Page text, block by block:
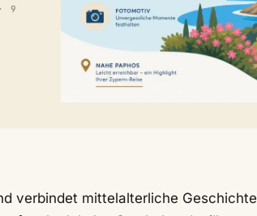
9
verbindet mittelalterliche Geschichte